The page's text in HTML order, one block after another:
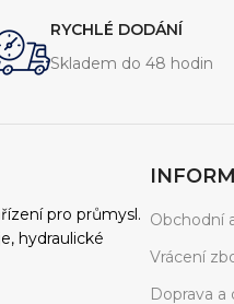
RYCHLÉ DODÁNÍ
Skladem do 48 hodin
pro průmysl.
hydraulické
Obchodní
Vrácení
Doprava a